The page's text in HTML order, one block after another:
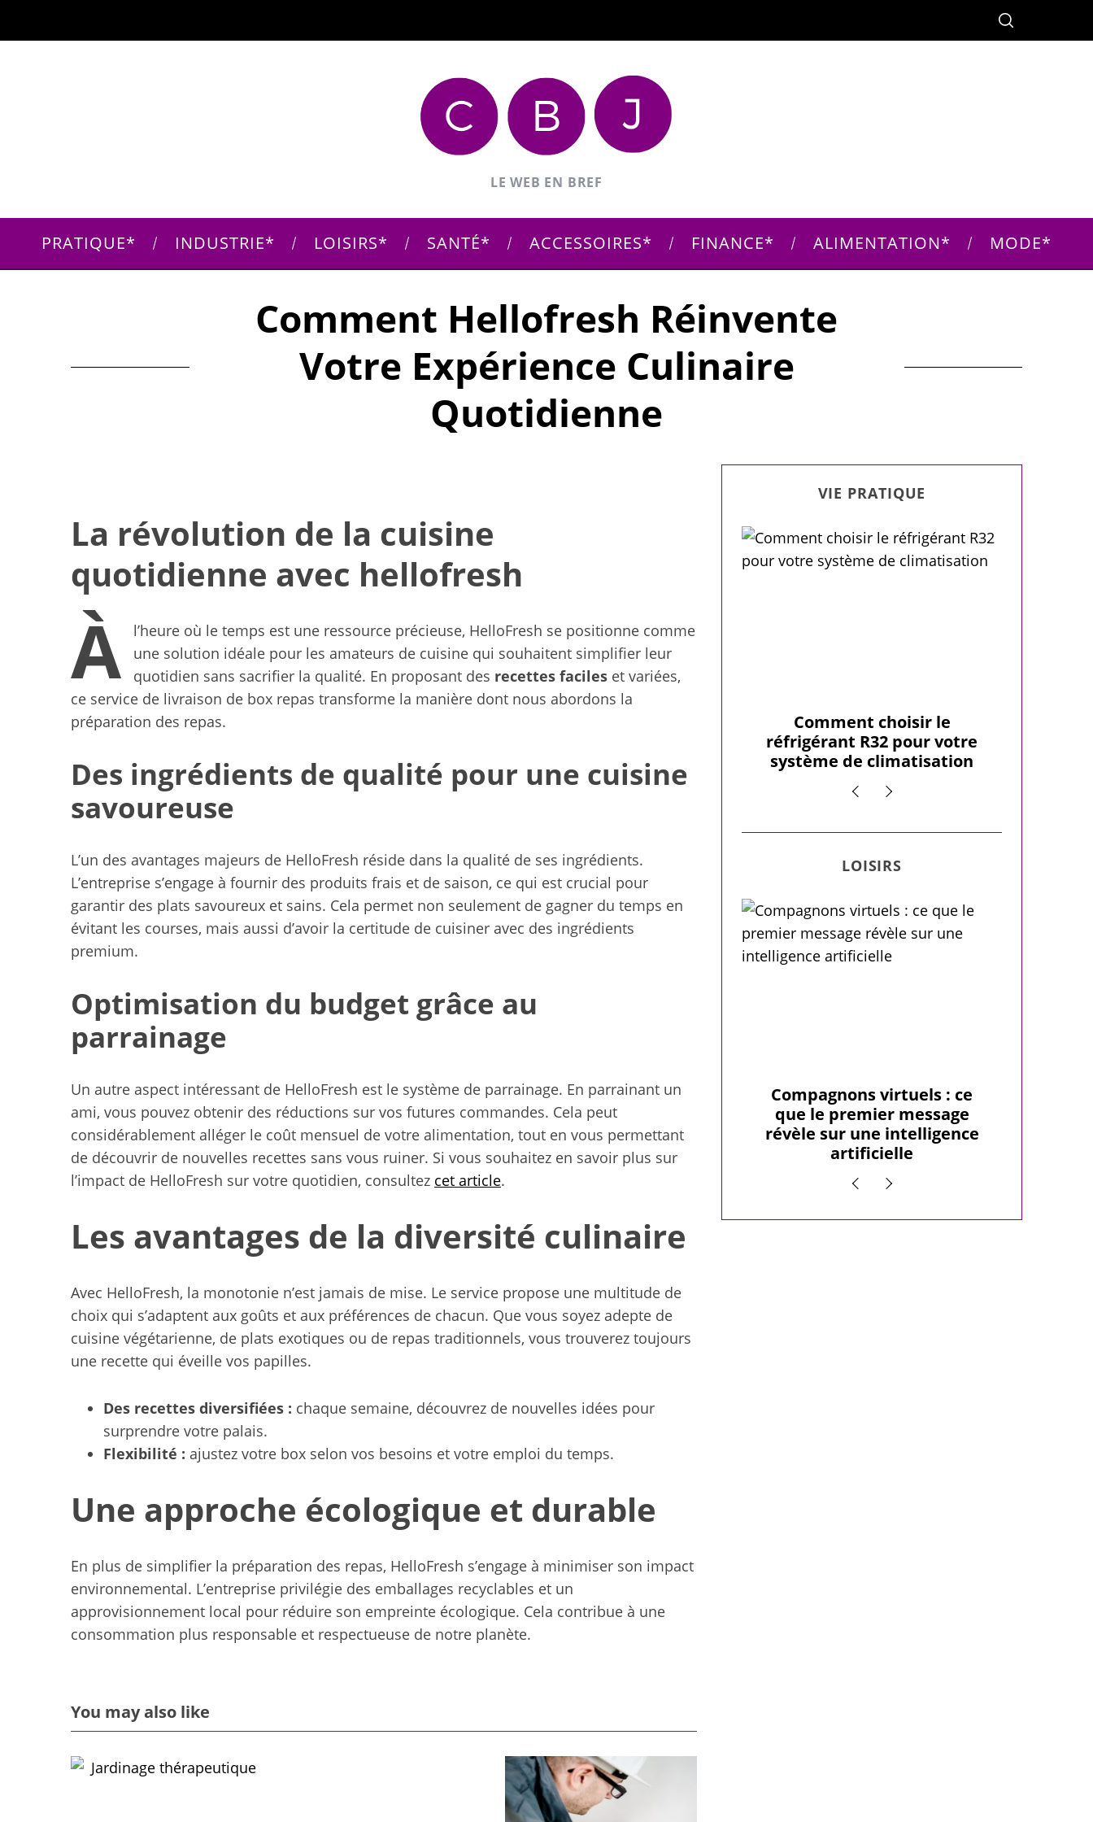
LE WEB EN BREF
PRATIQUE INDUSTRIE LOISIRS SANTÉ ACCESSOIRES FINANCE ALIMENTATION MODE
Comment Hellofresh Réinvente
Votre Expérience Culinaire
Quotidienne
La révolution de la cuisine
quotidienne avec hellofresh
À
l’heure où le temps est une ressource précieuse, HelloFresh se positionne comme
une solution idéale pour les amateurs de cuisine qui souhaitent simplifier leur
quotidien sans sacrifier la qualité. En proposant des recettes faciles et variées,
ce service de livraison de box repas transforme la manière dont nous abordons la
préparation des repas.
Des ingrédients de qualité pour une cuisine
savoureuse
L’un des avantages majeurs de HelloFresh réside dans la qualité de ses ingrédients.
L’entreprise s’engage à fournir des produits frais et de saison, ce qui est crucial pour
garantir des plats savoureux et sains. Cela permet non seulement de gagner du temps en
évitant les courses, mais aussi d’avoir la certitude de cuisiner avec des ingrédients
premium.
Optimisation du budget grâce au
parrainage
Un autre aspect intéressant de HelloFresh est le système de parrainage. En parrainant un
ami, vous pouvez obtenir des réductions sur vos futures commandes. Cela peut
considérablement alléger le coût mensuel de votre alimentation, tout en vous permettant
de découvrir de nouvelles recettes sans vous ruiner. Si vous souhaitez en savoir plus sur
l’impact de HelloFresh sur votre quotidien, consultez cet article.
Les avantages de la diversité culinaire
Avec HelloFresh, la monotonie n’est jamais de mise. Le service propose une multitude de
choix qui s’adaptent aux goûts et aux préférences de chacun. Que vous soyez adepte de
cuisine végétarienne, de plats exotiques ou de repas traditionnels, vous trouverez toujours
une recette qui éveille vos papilles.
Des recettes diversifiées : chaque semaine, découvrez de nouvelles idées pour
surprendre votre palais.
Flexibilité : ajustez votre box selon vos besoins et votre emploi du temps.
Une approche écologique et durable
En plus de simplifier la préparation des repas, HelloFresh s’engage à minimiser son impact
environnemental. L’entreprise privilégie des emballages recyclables et un
approvisionnement local pour réduire son empreinte écologique. Cela contribue à une
consommation plus responsable et respectueuse de notre planète.
You may also like
VIE PRATIQUE
être
Comment choisir le
réfrigérant R32 pour votre
système de climatisation
LOISIRS
Idées de loisirs pour toute la
famille
Compagnons virtuels : ce
que le premier message
révèle sur une intelligence
artificielle
a
r
c
h
o
r